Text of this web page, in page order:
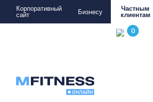
Корпоративный
сайт
Бизнесу
Частным
клиентам